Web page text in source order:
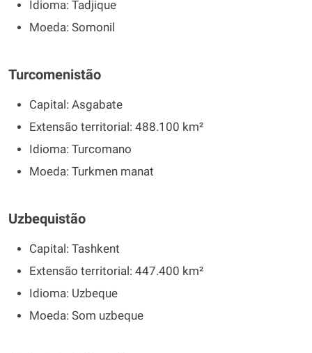
Idioma: Tadjique
Moeda: Somonil
Turcomenistão
Capital: Asgabate
Extensão territorial: 488.100 km²
Idioma: Turcomano
Moeda: Turkmen manat
Uzbequistão
Capital: Tashkent
Extensão territorial: 447.400 km²
Idioma: Uzbeque
Moeda: Som uzbeque